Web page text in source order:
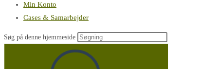
Min Konto
Cases & Samarbejder
Søg på denne hjemmeside